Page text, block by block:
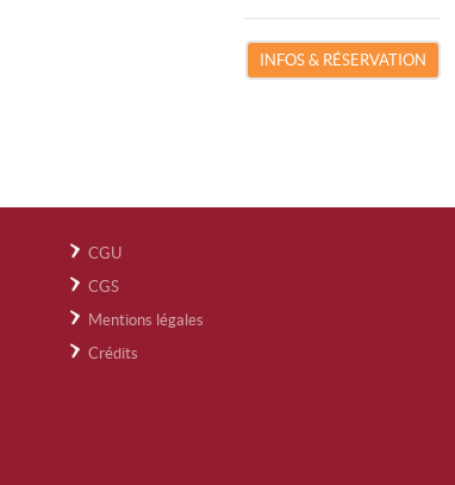
INFOS & RÉSERVATION
CGU
CGS
Mentions légales
Crédits